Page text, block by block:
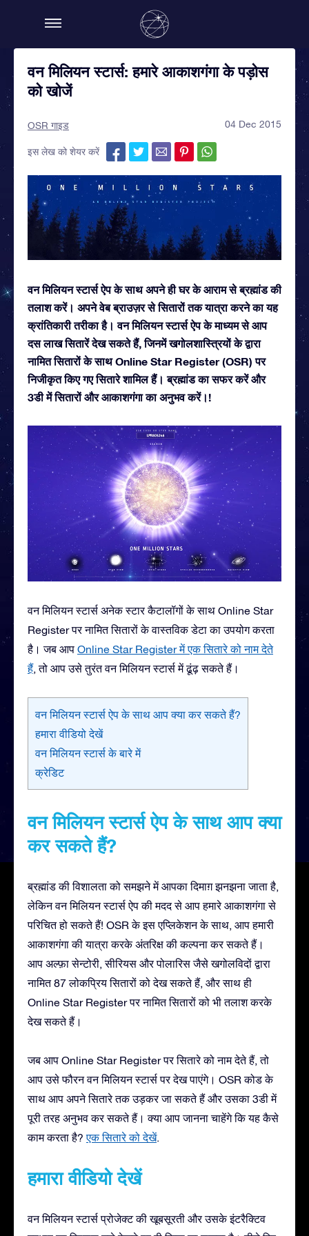
वन मिलियन स्टार्स: हमारे आकाशगंगा के पड़ोस
को खोजें
OSR गाइड 04 Dec 2015
इस लेख को शेयर करें
वन मिलियन स्टार्स ऐप के साथ अपने ही घर के आराम से ब्रह्मांड की
तलाश करें। अपने वेब ब्राउज़र से सितारों तक यात्रा करने का यह
क्रांतिकारी तरीका है। वन मिलियन स्टार्स ऐप के माध्यम से आप
दस लाख सितारें देख सकते हैं, जिनमें खगोलशास्त्रियों के द्वारा
नामित सितारों के साथ Online Star Register (OSR) पर
निजीकृत किए गए सितारे शामिल हैं। ब्रह्मांड का सफर करें और
3डी में सितारों और आकाशगंगा का अनुभव करें।!
वन मिलियन स्टार्स अनेक स्टार कैटालॉगों के साथ Online Star
Register पर नामित सितारों के वास्तविक डेटा का उपयोग करता
है। जब आप Online Star Register में एक सितारे को नाम देते
हैं, तो आप उसे तुरंत वन मिलियन स्टार्स में ढूंढ़ सकते हैं।
वन मिलियन स्टार्स ऐप के साथ आप क्या कर सकते हैं?
हमारा वीडियो देखें
वन मिलियन स्टार्स के बारे में
क्रेडिट
वन मिलियन स्टार्स ऐप के साथ आप क्या
कर सकते हैं?
ब्रह्मांड की विशालता को समझने में आपका दिमाग़ झनझना जाता है,
लेकिन वन मिलियन स्टार्स ऐप की मदद से आप हमारे आकाशगंगा से
परिचित हो सकते हैं! OSR के इस एप्लिकेशन के साथ, आप हमारी
आकाशगंगा की यात्रा करके अंतरिक्ष की कल्पना कर सकते हैं।
आप अल्फ़ा सेन्टोरी, सीरियस और पोलारिस जैसे खगोलविदों द्वारा
नामित 87 लोकप्रिय सितारों को देख सकते हैं, और साथ ही
Online Star Register पर नामित सितारों को भी तलाश करके
देख सकते हैं।
जब आप Online Star Register पर सितारे को नाम देते हैं, तो
आप उसे फौरन वन मिलियन स्टार्स पर देख पाएंगे। OSR कोड के
साथ आप अपने सितारे तक उड़कर जा सकते हैं और उसका 3डी में
पूरी तरह अनुभव कर सकते हैं। क्या आप जानना चाहेंगे कि यह कैसे
काम करता है?एक सितारे को देखें.
हमारा वीडियो देखें
वन मिलियन स्टार्स प्रोजेक्ट की खूबसूरती और उसके इंटरैक्टिव